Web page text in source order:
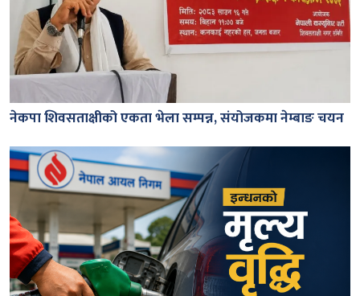
नेकपा शिवसताक्षीको एकता भेला सम्पन्न, संयोजकमा नेम्बाङ चयन